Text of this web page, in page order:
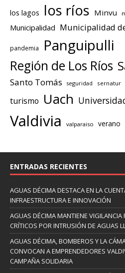
los lagos los ríos Minvu
Municipalidad Municipalidad
pandemia Panguipulli
Región de Los Ríos
Santo Tomás seguridad sernatur
turismo Uach
Valdivia valparaiso verano
ENTRADAS RECIENTES
AGUAS DÉCIMA DESTACA EN LA
INFRAESTRUCTURA E INNOVACIÓN
AGUAS DÉCIMA MANTIENE VIGILANCIA
CRÍTICOS POR INTRUSIÓN DE AGUAS
AGUAS DÉCIMA, BOMBEROS Y LA
CONVOCAN A EMPRENDEDORES
CAMPAÑA SOLIDARIA